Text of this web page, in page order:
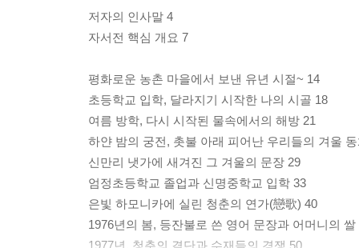
저자의 인사말 4
자서전 핵심 개요 7
평화로운 농촌 마을에서 보낸 유년 시절~ 14
초등학교 입학, 달라지기 시작한 나의 시골 18
여름 방학, 다시 시작된 물속에서의 해방 21
하얀 밤의 궁전, 촛불 아래 피어난 우리들의 겨울
신만리 냇가에 새겨진 그 겨울의 문장 29
엄정초등학교 졸업과 신명중학교 입학 33
은빛 하모니카에 실린 청춘의 연가(戀歌) 40
1976년의 봄, 등잔불로 쓴 영어 문장과 어머니의 쌀